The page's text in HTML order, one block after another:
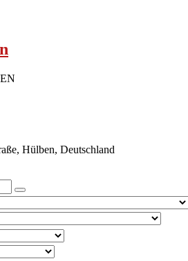
Hülben, Deutschland